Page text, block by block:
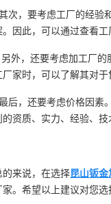
次，要考虑工厂的经验
。因此，可以通过查看
外，还要考虑加工厂的
厂家时，可以了解其对
后，还要考虑价格因素
的资质、实力、经验、
的来说，在选择昆山钣金
家。希望以上建议对您